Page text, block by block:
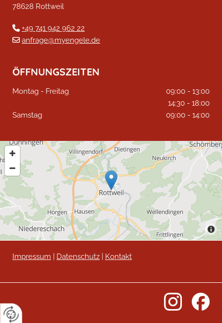
78628 Rottweil
 +49 741 942 962 22
 anfrage@myengele.de
ÖFFNUNGSZEITEN
Montag - Freitag
09:00 - 13:00
14:30 - 18:00
Samstag
09:00 - 14:00
Impressum Datenschutz Kontakt